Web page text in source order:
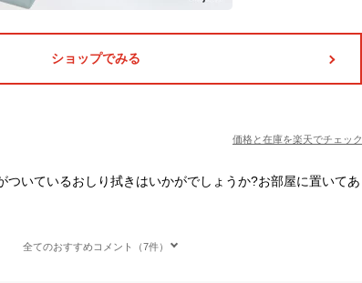
ショップでみる
価格と在庫を楽天でチェック
ついているおしり拭きはいかがでしょうか?お部屋に置いてあ
全てのおすすめコメント（7件）